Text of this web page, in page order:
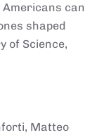
Americans can
shaped
of Science,
Matteo